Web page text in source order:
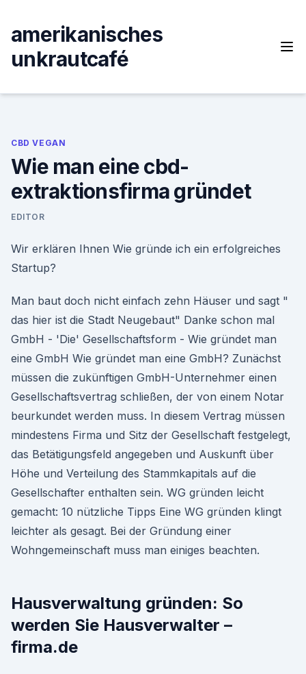
content
amerikanisches
unkrautcafé
CBD VEGAN
Wie man eine cbd-
extraktionsfirma gründet
EDITOR
Wir erklären Ihnen Wie gründe ich ein erfolgreiches
Startup?
Man baut doch nicht einfach zehn Häuser und sagt "
das hier ist die Stadt Neugebaut" Danke schon mal
GmbH - 'Die' Gesellschaftsform - Wie gründet man
eine GmbH Wie gründet man eine GmbH? Zunächst
müssen die zukünftigen GmbH-Unternehmer einen
Gesellschaftsvertrag schließen, der von einem Notar
beurkundet werden muss. In diesem Vertrag müssen
mindestens Firma und Sitz der Gesellschaft festgelegt,
das Betätigungsfeld angegeben und Auskunft über
Höhe und Verteilung des Stammkapitals auf die
Gesellschafter enthalten sein. WG gründen leicht
gemacht: 10 nützliche Tipps Eine WG gründen klingt
leichter als gesagt. Bei der Gründung einer
Wohngemeinschaft muss man einiges beachten.
Hausverwaltung gründen: So
werden Sie Hausverwalter –
firma.de